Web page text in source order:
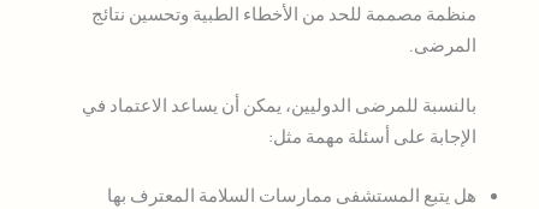
منظمة مصممة للحد من الأخطاء الطبية وتحسين نتائج
المرضى.
بالنسبة للمرضى الدوليين، يمكن أن يساعد الاعتماد في
الإجابة على أسئلة مهمة مثل:
هل يتبع المستشفى ممارسات السلامة المعترف بها